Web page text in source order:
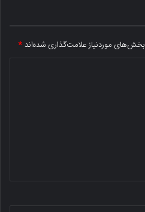
بخش‌های موردنیاز علامت‌گذاری شده‌اند*